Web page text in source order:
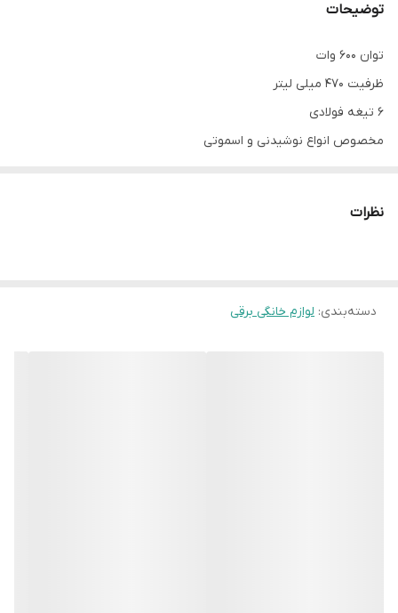
توضیحات
توان 600 وات
ظرفیت 470 میلی لیتر
6 تیغه فولادی
مخصوص انواع نوشیدنی و اسموتی
نظرات
دسته‌بندی: لوازم خانگی برقی